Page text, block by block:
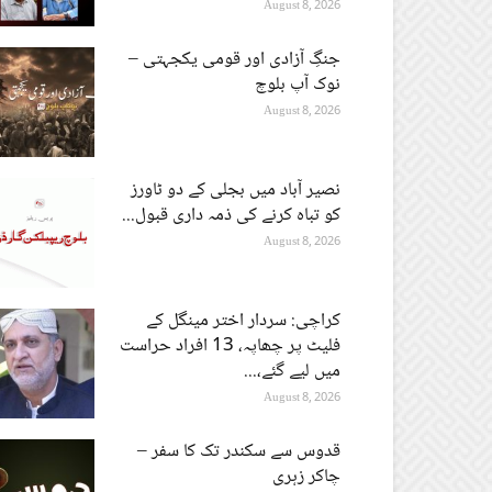
August 8, 2026
جنگِ آزادی اور قومی یکجہتی –
نوک آپ بلوچ
August 8, 2026
نصیر آباد میں بجلی کے دو ٹاورز
کو تباہ کرنے کی ذمہ داری قبول...
August 8, 2026
کراچی: سردار اختر مینگل کے
فلیٹ پر چھاپہ، 13 افراد حراست
میں لیے گئے،...
August 8, 2026
قدوس سے سکندر تک کا سفر –
چاکر زہری